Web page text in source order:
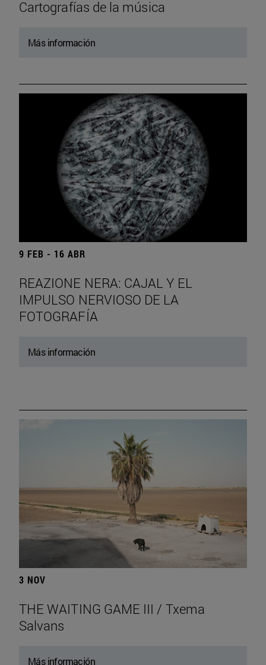
Cartografías de la música
Más información
9 FEB - 16 ABR
REAZIONE NERA: CAJAL Y EL
IMPULSO NERVIOSO DE LA
FOTOGRAFÍA
Más información
3 NOV
THE WAITING GAME III / Txema
Salvans
Más información